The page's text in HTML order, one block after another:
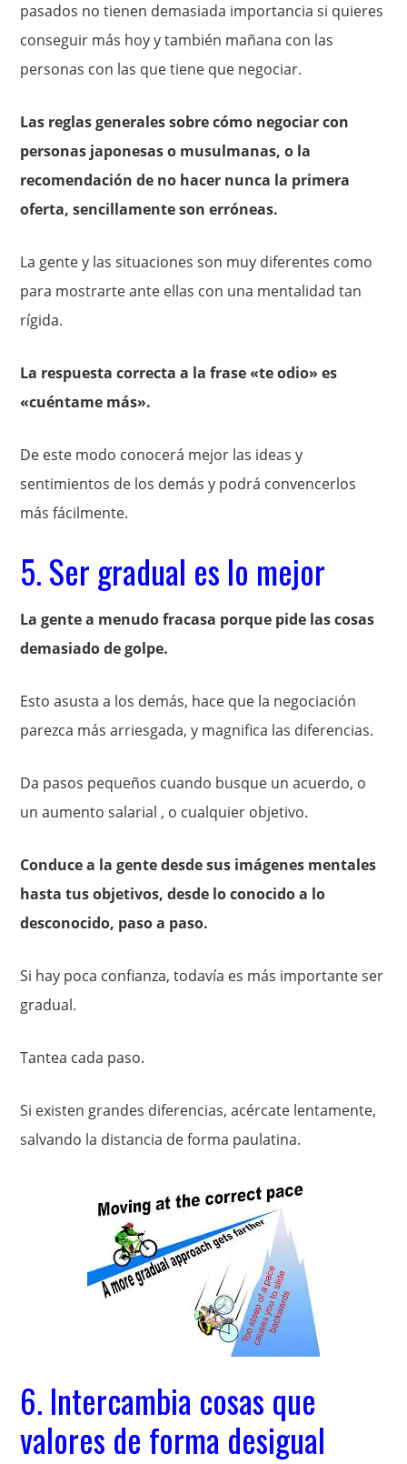
pasados no tienen demasiada importancia si quieres
conseguir más hoy y también mañana con las
personas con las que tiene que negociar.
Las reglas generales sobre cómo negociar con
personas japonesas o musulmanas, o la
recomendación de no hacer nunca la primera
oferta, sencillamente son erróneas.
La gente y las situaciones son muy diferentes como
para mostrarte ante ellas con una mentalidad tan
rígida.
La respuesta correcta a la frase «te odio» es
«cuéntame más».
De este modo conocerá mejor las ideas y
sentimientos de los demás y podrá convencerlos
más fácilmente.
5. Ser gradual es lo mejor
La gente a menudo fracasa porque pide las cosas
demasiado de golpe.
Esto asusta a los demás, hace que la negociación
parezca más arriesgada, y magnifica las diferencias.
Da pasos pequeños cuando busque un acuerdo, o
un aumento salarial , o cualquier objetivo.
Conduce a la gente desde sus imágenes mentales
hasta tus objetivos, desde lo conocido a lo
desconocido, paso a paso.
Si hay poca confianza, todavía es más importante ser
gradual.
Tantea cada paso.
Si existen grandes diferencias, acércate lentamente,
salvando la distancia de forma paulatina.
6. Intercambia cosas que
valores de forma desigual